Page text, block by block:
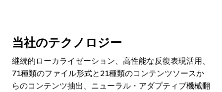
当社のテクノロジー
継続的ローカライゼーション、高性能な反復表現活用、
71種類のファイル形式と21種類のコンテンツソースか
らのコンテンツ抽出、ニューラル・アダプティブ機械翻